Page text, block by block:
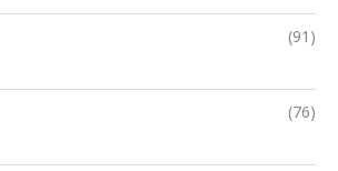
(91)
(76)